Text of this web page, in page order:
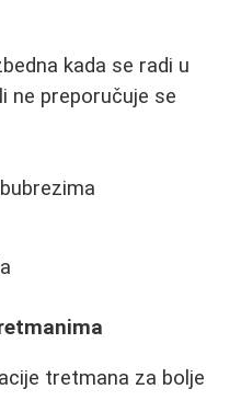
kada se radi u
ne preporučuje se
tretmana za bolje